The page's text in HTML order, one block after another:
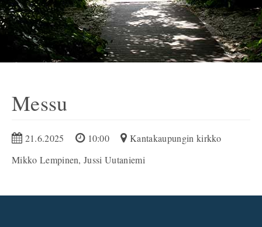
Messu
21.6.2025 10:00
Kantakaupungin kirkko
Mikko Lempinen, Jussi Uutaniemi